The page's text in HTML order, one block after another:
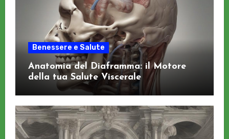
Benessere e Salute
Anatomia del Diaframma: il Motore
della tua Salute Viscerale